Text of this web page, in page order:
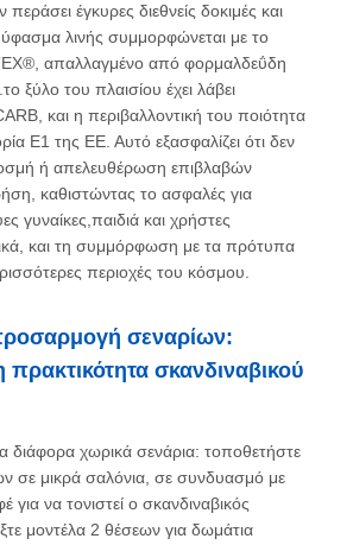
έγκυρες διεθνείς δοκιμές και
ύφασμα λινής συμμορφώνεται με το
απαλλαγμένο από φορμαλδεΰδη
ξύλο του πλαισίου έχει λάβει
και η περιβαλλοντική του ποιότητα
E1 της ΕΕ. Αυτό εξασφαλίζει ότι δεν
οσμή ή απελευθέρωση επιβλαβών
καθιστώντας το ασφαλές για
γυναίκες,παιδιά και χρήστες
και τη συμμόρφωση με τα πρότυπα
περιοχές του κόσμου.
σεναρίων:
πρακτικότητα σκανδιναβικού
διάφορα χωρικά σενάρια: τοποθετήστε
σε μικρά σαλόνια, σε συνδυασμό με
για να τονιστεί ο σκανδιναβικός
μοντέλα 2 θέσεων για δωμάτια